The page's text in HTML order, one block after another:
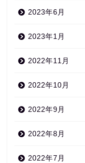
2023年6月
2023年1月
2022年11月
2022年10月
2022年9月
2022年8月
2022年7月